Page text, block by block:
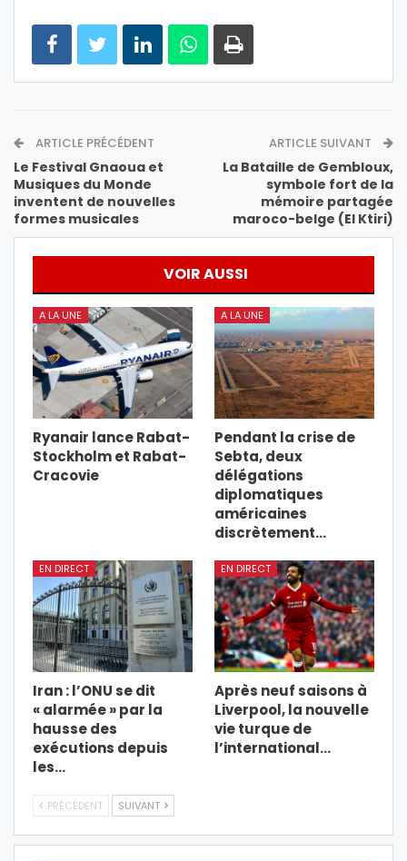
ARTICLE PRÉCÉDENT
Le Festival Gnaoua et
Musiques du Monde
inventent de nouvelles
formes musicales
ARTICLE SUIVANT
La Bataille de Gembloux,
symbole fort de la
mémoire partagée
maroco-belge (El Ktiri)
VOIR AUSSI
A LA UNE
Ryanair lance Rabat-
Stockholm et Rabat-
Cracovie
A LA UNE
Pendant la crise de
Sebta, deux
délégations
diplomatiques
américaines
discrètement…
EN DIRECT
Iran : l’ONU se dit
« alarmée » par la
hausse des
exécutions depuis
les…
EN DIRECT
Après neuf saisons à
Liverpool, la nouvelle
vie turque de
l’international…
PRÉCÉDENT SUIVANT